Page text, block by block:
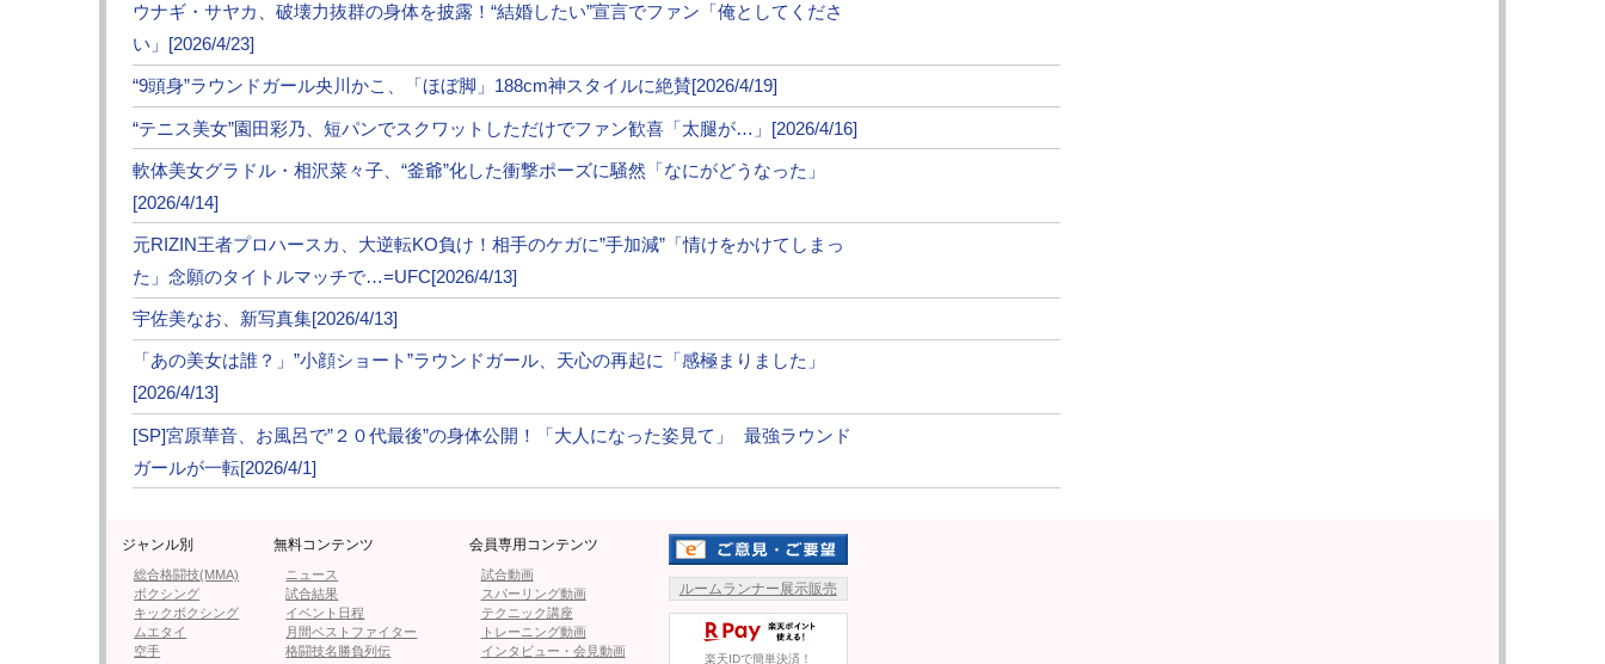
ウナギ・サヤカ、破壊力抜群の身体を披露！“結婚したい”宣言でファン「俺としてくださ
い」[2026/4/23]
“9頭身”ラウンドガール央川かこ、「ほぼ脚」188cm神スタイルに絶賛[2026/4/19]
“テニス美女”園田彩乃、短パンでスクワットしただけでファン歓喜「太腿が…」[2026/4/16]
軟体美女グラドル・相沢菜々子、“釜爺”化した衝撃ポーズに騒然「なにがどうなった」
[2026/4/14]
元RIZIN王者プロハースカ、大逆転KO負け！相手のケガに”手加減”「情けをかけてしまっ
た」念願のタイトルマッチで…=UFC[2026/4/13]
宇佐美なお、新写真集[2026/4/13]
「あの美女は誰？」”小顔ショート”ラウンドガール、天心の再起に「感極まりました」
[2026/4/13]
[SP]宮原華音、お風呂で”２０代最後”の身体公開！「大人になった姿見て」 最強ラウンド
ガールが一転[2026/4/1]
ジャンル別
総合格闘技(MMA)
ボクシング
キックボクシング
ムエタイ
空手
無料コンテンツ
ニュース
試合結果
イベント日程
月間ベストファイター
格闘技名勝負列伝
会員専用コンテンツ
試合動画
スパーリング動画
テクニック講座
トレーニング動画
インタビュー・会見動画
ルームランナー展示販売
楽天IDで簡単決済！